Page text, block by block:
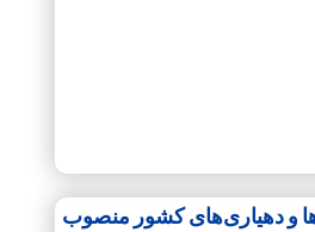
و دهیاری‌های کشور منصوب